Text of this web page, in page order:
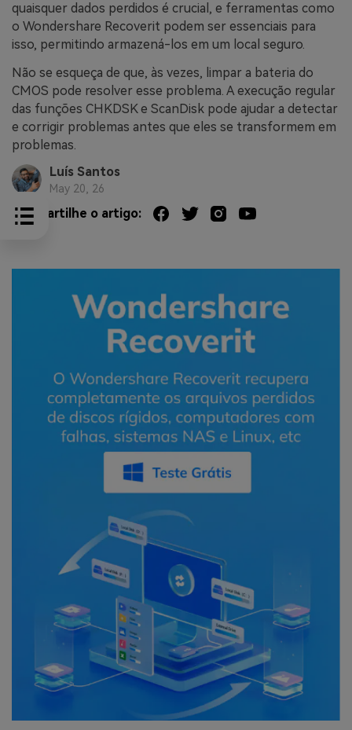
quaisquer dados perdidos é crucial, e ferramentas como
o Wondershare Recoverit podem ser essenciais para
isso, permitindo armazená-los em um local seguro.
Não se esqueça de que, às vezes, limpar a bateria do
CMOS pode resolver esse problema. A execução regular
das funções CHKDSK e ScanDisk pode ajudar a detectar
e corrigir problemas antes que eles se transformem em
problemas.
Luís Santos
May 20, 26
Compartilhe o artigo: